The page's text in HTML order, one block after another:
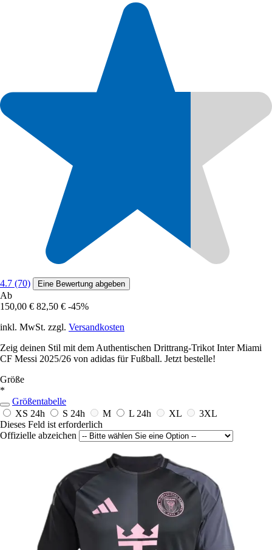
4.7 (70) Eine Bewertung abgeben
Ab
150,00 € 82,50 € -45%
inkl. MwSt. zzgl. Versandkosten
Zeig deinen Stil mit dem Authentischen Drittrang-Trikot Inter Miami
CF Messi 2025/26 von adidas für Fußball. Jetzt bestelle!
Größe
*
Größentabelle
XS 24h S 24h M L 24h XL
3XL
Dieses Feld ist erforderlich
Offizielle abzeichen